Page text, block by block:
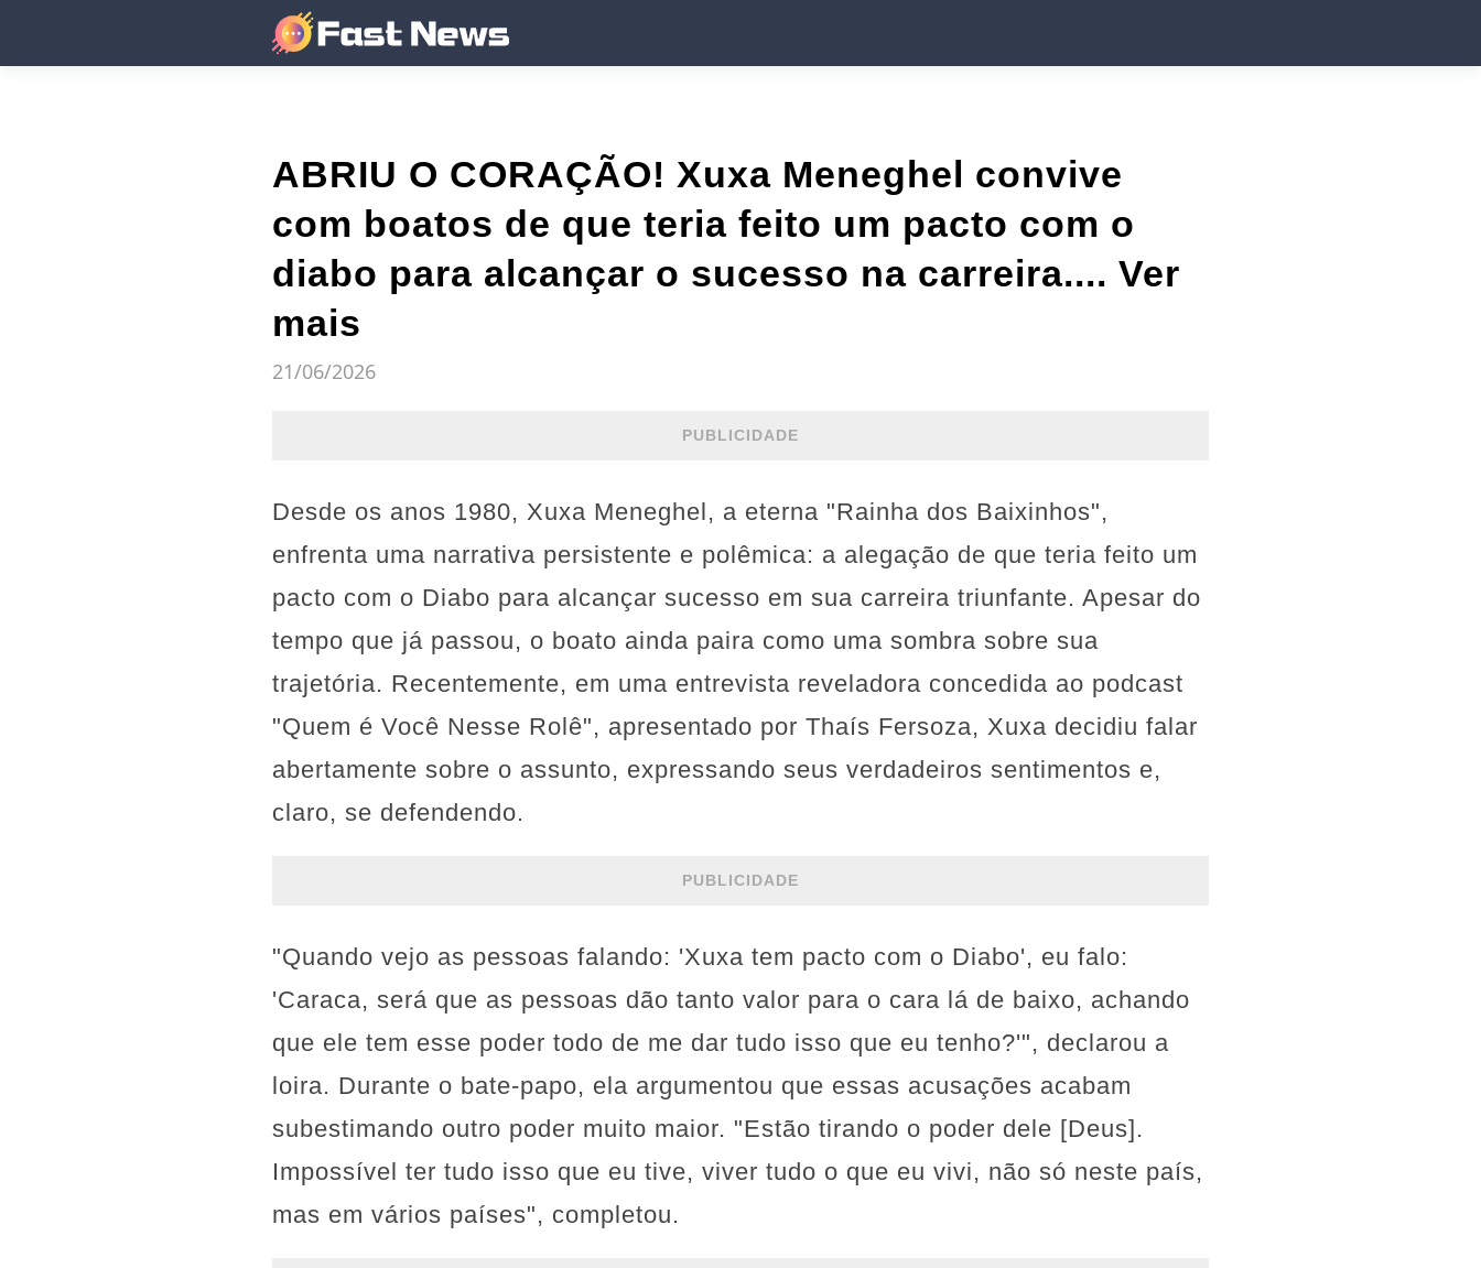
ABRIU O CORAÇÃO! Xuxa Meneghel convive
com boatos de que teria feito um pacto com o
diabo para alcançar o sucesso na carreira.... Ver
mais
21/06/2026
PUBLICIDADE
Desde os anos 1980, Xuxa Meneghel, a eterna "Rainha dos Baixinhos",
enfrenta uma narrativa persistente e polêmica: a alegação de que teria feito um
pacto com o Diabo para alcançar sucesso em sua carreira triunfante. Apesar do
tempo que já passou, o boato ainda paira como uma sombra sobre sua
trajetória. Recentemente, em uma entrevista reveladora concedida ao podcast
"Quem é Você Nesse Rolê", apresentado por Thaís Fersoza, Xuxa decidiu falar
abertamente sobre o assunto, expressando seus verdadeiros sentimentos e,
claro, se defendendo.
PUBLICIDADE
"Quando vejo as pessoas falando: 'Xuxa tem pacto com o Diabo', eu falo:
'Caraca, será que as pessoas dão tanto valor para o cara lá de baixo, achando
que ele tem esse poder todo de me dar tudo isso que eu tenho?'", declarou a
loira. Durante o bate-papo, ela argumentou que essas acusações acabam
subestimando outro poder muito maior. "Estão tirando o poder dele [Deus].
Impossível ter tudo isso que eu tive, viver tudo o que eu vivi, não só neste país,
mas em vários países", completou.